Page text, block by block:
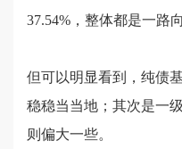
37.54%，整体都是一路
但可以明显看到，纯债
稳稳当当地；其次是一
则偏大一些。